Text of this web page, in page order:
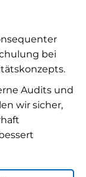
bei
Audits und
wir sicher,